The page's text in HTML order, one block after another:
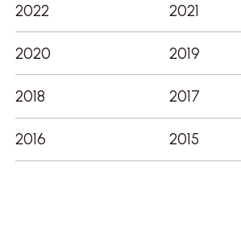
2022 2021
2020 2019
2018 2017
2016 2015